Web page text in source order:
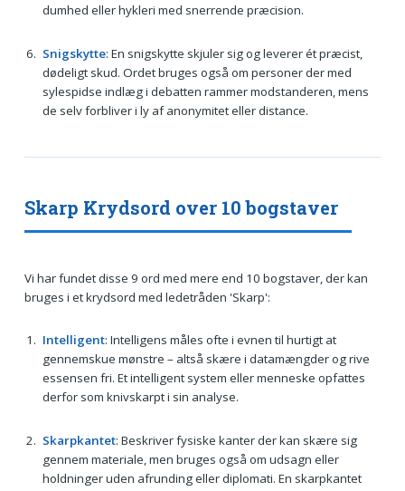
dumhed eller hykleri med snerrende præcision.
Snigskytte: En snigskytte skjuler sig og leverer ét præcist,
dødeligt skud. Ordet bruges også om personer der med
sylespidse indlæg i debatten rammer modstanderen, mens
de selv forbliver i ly af anonymitet eller distance.
Skarp Krydsord over 10 bogstaver
Vi har fundet disse 9 ord med mere end 10 bogstaver, der kan
bruges i et krydsord med ledetråden 'Skarp':
Intelligent: Intelligens måles ofte i evnen til hurtigt at
gennemskue mønstre – altså skære i datamængder og rive
essensen fri. Et intelligent system eller menneske opfattes
derfor som knivskarpt i sin analyse.
Skarpkantet: Beskriver fysiske kanter der kan skære sig
gennem materiale, men bruges også om udsagn eller
holdninger uden afrunding eller diplomati. En skarpkantet